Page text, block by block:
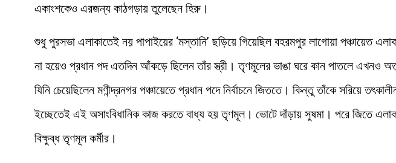
একাংশকেও এরজন্য কাঠগড়ায় তুলেছেন হিরু।
শুধু পুরসভা এলাকাতেই নয় পাপাইয়ের ‘মস্তানি’ ছড়িয়ে গিয়েছিল বহরমপুর লাগোয়া পঞ্চায়েত
না হয়েও প্রধান পদ এতদিন আঁকড়ে ছিলেন তাঁর স্ত্রী। তৃণমূলের ভাঙা ঘরে কান পাতলে এখনও
যিনি চেয়েছিলেন মণীন্দ্রনগর পঞ্চায়েতে প্রধান পদে নির্বাচনে জিততে। কিন্তু তাঁকে সরিয়ে
ইচ্ছেতেই এই অসাংবিধানিক কাজ করতে বাধ্য হয় তৃণমূল। ভোটে দাঁড়ায় সুষমা। পরে জিতে
বিক্ষুব্ধ তৃণমূল কর্মীর।